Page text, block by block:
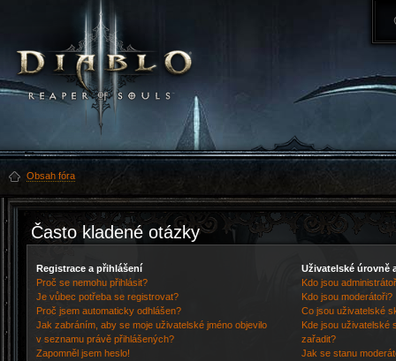
Obsah fóra
Často kladené otázky
Registrace a přihlášení
Proč se nemohu přihlásit?
Je vůbec potřeba se registrovat?
Proč jsem automaticky odhlášen?
Jak zabráním, aby se moje uživatelské jméno objevilo
v seznamu právě přihlášených?
Zapomněl jsem heslo!
Uživatelské úrovně
Kdo jsou
Kdo jsou moderátoři?
Co jsou uživatelské
Kde jsou uživatelské
zařadit?
Jak se stanu